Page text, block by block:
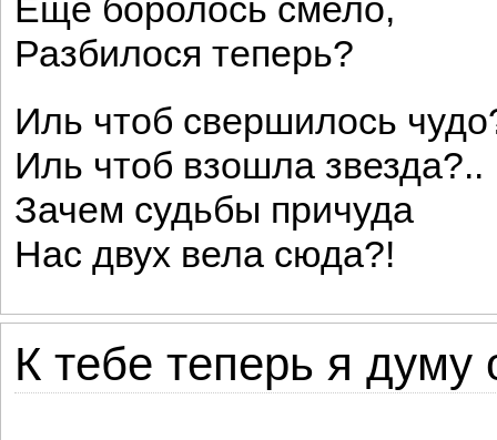
Ещё боролось смело,
Разбилося теперь?
Иль чтоб свершилось
Иль чтоб взошла звезда?..
Зачем судьбы причуда
Нас двух вела сюда?!
К тебе теперь я